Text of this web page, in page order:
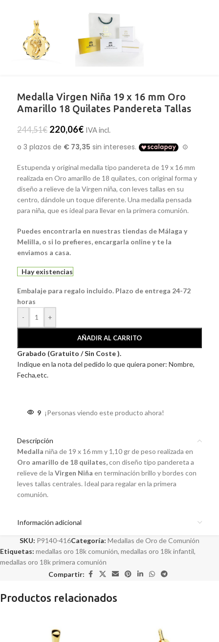
Medalla Virgen Niña 19 x 16 mm Oro
Amarillo 18 Quilates Pandereta Tallas
244,51€ 220,06€ IVA incl.
Estupenda y original medalla tipo pandereta de 19 x 16 mm
realizada en Oro amarillo de 18 quilates, con original forma y
diseño a relieve de la Virgen niña, con leves tallas en su
centro, dándole un toque diferente. Una medalla pensada
para niña, que es ideal para llevar en la primera comunión.
Puedes encontrarla en nuestras tiendas de Málaga y
Melilla, o si lo prefieres, encargarla online y te la
enviamos a casa.
Hay existencias
Embalaje para regalo incluido. Plazo de entrega 24-72
horas
-
+
AÑADIR AL CARRITO
Grabado (Gratuito / Sin Coste ).
Indique en la nota del pedido lo que quiera poner: Nombre,
Fecha,etc.
9 ¡Personas viendo este producto ahora!
Descripción
Medalla niña de 19 x 16 mm y 1,10 gr de peso realizada en
Oro amarillo de 18 quilates,con diseño tipo pandereta a
relieve de la Virgen Niña en terminación brillo y bordes con
leves tallas centrales. Ideal para regalar en la primera
comunión.
Información adicional
SKU: P9140-416Categoría: Medallas de Oro de Comunión
Etiquetas: medallas oro 18k comunión, medallas oro 18k infantil,
medallas oro 18k primera comunión
Compartir:
Productos relacionados